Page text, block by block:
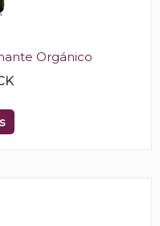
Orgánico